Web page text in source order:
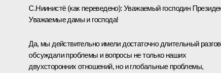
С.Ниинистё (как переведено): Уважаемый господин
Уважаемые дамы и господа!
Да, мы действительно имели достаточно длительный
обсуждали проблемы и вопросы не только наших
двухсторонних отношений, но и глобальные проблемы,